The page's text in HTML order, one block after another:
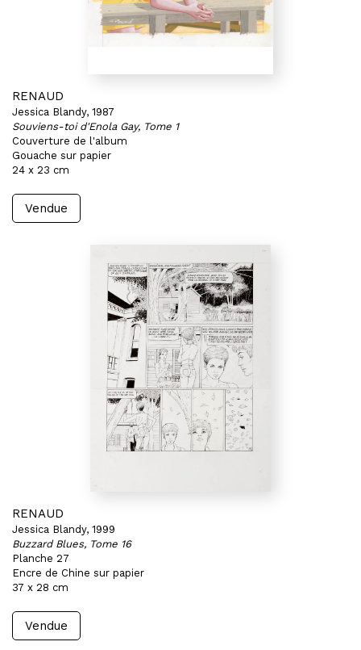
RENAUD
Jessica Blandy, 1987
Souviens-toi d'Enola Gay, Tome 1
Couverture de l'album
Gouache sur papier
24 x 23 cm
Vendue
RENAUD
Jessica Blandy, 1999
Buzzard Blues, Tome 16
Planche 27
Encre de Chine sur papier
37 x 28 cm
Vendue